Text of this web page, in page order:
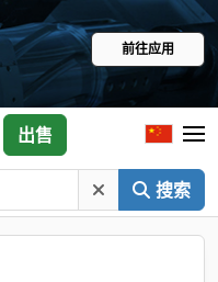
前往应用
搜索
出售